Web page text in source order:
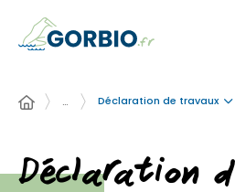
… Déclaration de travaux
Déclaration